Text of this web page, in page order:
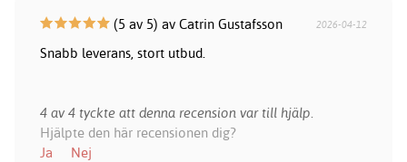
(5 av 5) av Catrin Gustafsson 2026-04-12
Snabb leverans, stort utbud.
4 av 4 tyckte att denna recension var till hjälp.
Hjälpte den här recensionen dig?
Ja
Nej